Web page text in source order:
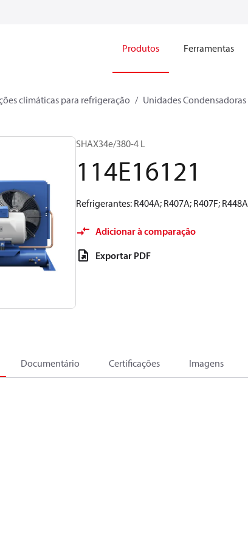
Produtos Ferramentas
climáticas para refrigeração Unidades Condensadoras
SHAX34e/380-4 L
114E16121
Refrigerantes: R404A; R407A; R407F;
Adicionar à comparação
Exportar PDF
Documentário Certificações Imagens